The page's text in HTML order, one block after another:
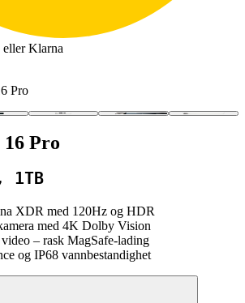
Klarna
Pro
Pro
XDR med 120Hz og HDR
med 4K Dolby Vision
– rask MagSafe-lading
og IP68 vannbestandighet